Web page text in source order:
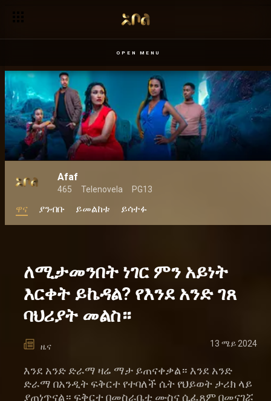
OPEN MENU
Afaf
465 Telenovela PG13
ዋና ያንብቡ ይመልከቱ ይሳተፉ
ለሚታመንበት ነገር ምን አይነት
እርቀት ይኬዳል? የእንደ አንድ ገጸ
ባህሪያት መልስ።
ዜና 13 ሜይ 2024
እንደ አንድ ድራማ ዛሬ ማታ ይጠናቀቃል። እንደ አንድ
ድራማ በአንዲት ፍቅርተ የተባለች ሴት የህይወት ታሪክ ላይ
ያጠነጥናል። ፍቅርተ በመስራቤቷ ሙስና ሲፈጸም በመናገሯ